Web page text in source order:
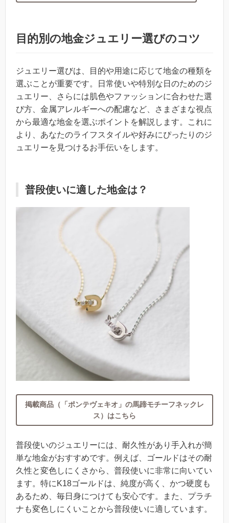
目的別の地金ジュエリー選びのコツ
ジュエリー選びは、目的や用途に応じて地金の種類を
選ぶことが重要です。日常使いや特別な日のためのジ
ュエリー、さらには肌色やファッションに合わせた選
び方、金属アレルギーへの配慮など、さまざまな視点
から最適な地金を選ぶポイントを解説します。これに
より、あなたのライフスタイルや好みにぴったりのジ
ュエリーを見つけるお手伝いをします。
普段使いに適した地金は？
掲載商品（「ポンテヴェキオ」の馬蹄モチーフネックレ
ス）はこちら
普段使いのジュエリーには、耐久性があり手入れが簡
単な地金がおすすめです。例えば、ゴールドはその耐
久性と変色しにくさから、普段使いに非常に向いてい
ます。特にK18ゴールドは、純度が高く、かつ硬度も
あるため、毎日身につけても安心です。また、プラチ
ナも変色しにくいことから普段使いに適しています。